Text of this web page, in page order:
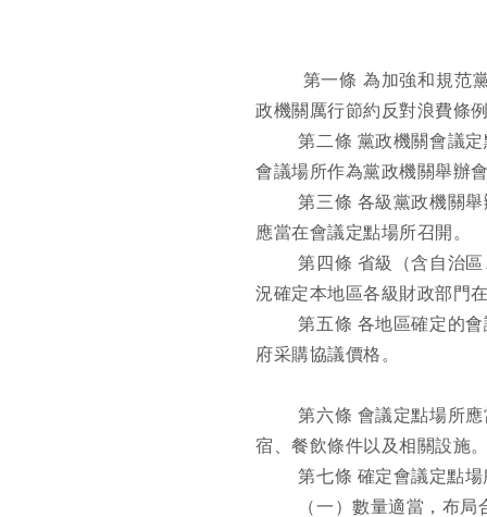
第一條 為加強和規范
政機關厲行節約反對浪費條
第二條 黨政機關會議
會議場所作為黨政機關舉辦
第三條 各級黨政機關
應當在會議定點場所召開。
第四條 省級（含自治
況確定本地區各級財政部門
第五條 各地區確定的
府采購協議價格。
第六條 會議定點場所
宿、餐飲條件以及相關設施
第七條 確定會議定點
（一）數量適當，布